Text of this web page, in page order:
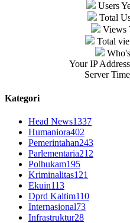
Users
Total
Views
Total
Your IP
Server
Kategori
Head News1337
Humaniora402
Pemerintahan243
Parlementaria212
Polhukam195
Kriminalitas121
Ekuin113
Dprd Kaltim110
Internasional73
Infrastruktur28